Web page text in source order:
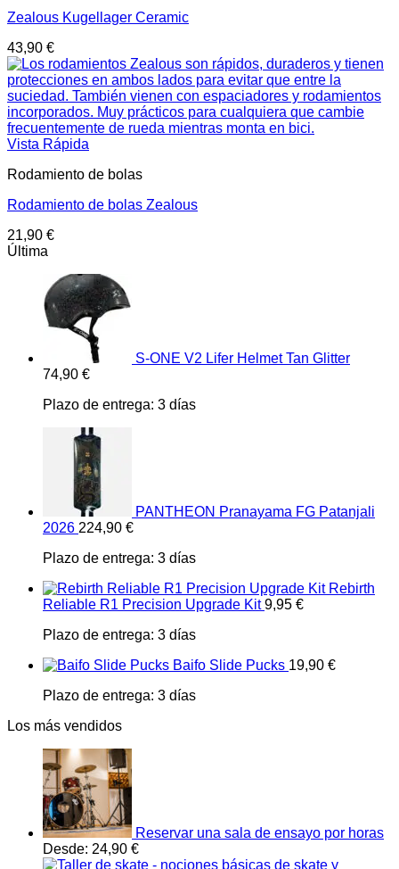
Zealous Kugellager Ceramic
43,90 €
Vista Rápida
Rodamiento de bolas
Rodamiento de bolas Zealous
21,90 €
Última
S-ONE V2 Lifer Helmet Tan Glitter
74,90 €
Plazo de entrega: 3 días
PANTHEON Pranayama FG Patanjali
2026 224,90 €
Plazo de entrega: 3 días
Rebirth
Reliable R1 Precision Upgrade Kit 9,95 €
Plazo de entrega: 3 días
Baifo Slide Pucks 19,90 €
Plazo de entrega: 3 días
Los más vendidos
Reservar una sala de ensayo por horas
Desde: 24,90 €